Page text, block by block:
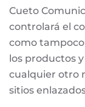
Cueto
controlará el
como
los productos
cualquier otro
sitios